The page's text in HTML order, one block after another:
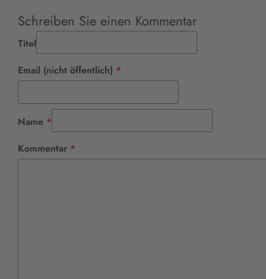
Schreiben Sie einen Kommentar
Titel
Email (nicht öffentlich) *
Name *
Kommentar *